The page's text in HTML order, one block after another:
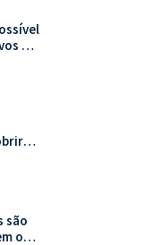
na
são
o